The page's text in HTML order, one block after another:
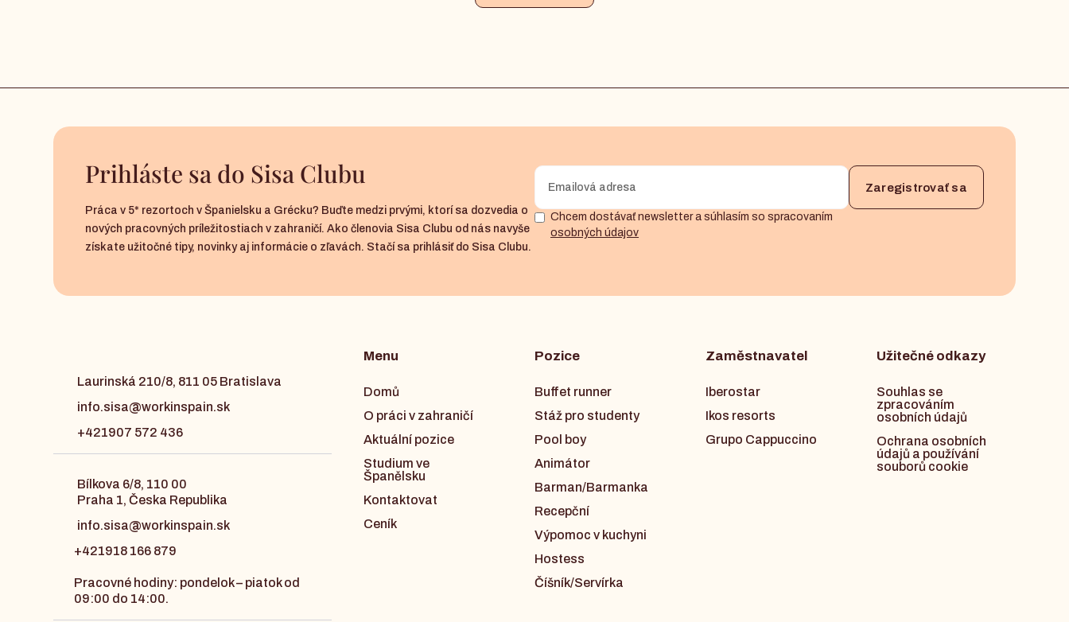
Prihláste sa do Sisa Clubu
Práca v 5* rezortoch v Španielsku a Grécku? Buďte medzi prvými, ktorí sa dozvedia o
nových pracovných príležitostiach v zahraničí. Ako členovia Sisa Clubu od nás navyše
získate užitočné tipy, novinky aj informácie o zľavách. Stačí sa prihlásiť do Sisa Clubu.
Chcem dostávať newsletter a súhlasím so spracovaním
osobných údajov
Laurinská 210/8, 811 05 Bratislava
info.sisa@workinspain.sk
+421907 572 436
Bílkova 6/8, 110 00
Praha 1, Česka Republika
info.sisa@workinspain.sk
+421918 166 879
Pracovné hodiny: pondelok – piatok od
09:00 do 14:00.
Menu
Domů
O práci v zahraničí
Aktuální pozice
Studium ve
Španělsku
Kontaktovat
Ceník
Pozice
Buffet runner
Stáž pro studenty
Pool boy
Animátor
Barman/Barmanka
Recepční
Výpomoc v kuchyni
Hostess
Číšník/Servírka
Zaměstnavatel
Iberostar
Ikos resorts
Grupo Cappuccino
Užitečné odkazy
Souhlas se
zpracováním
osobních údajů
Ochrana osobních
údajů a používání
souborů cookie